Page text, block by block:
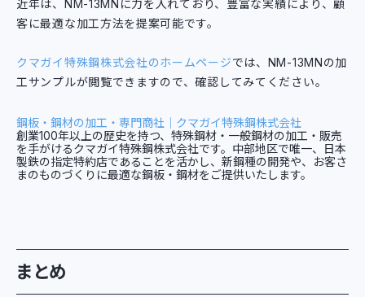
近年は、NM-13MNに力を入れており、豊富な実績により、顧
客に最適な加工方法を提案可能です。
クマガイ特殊鋼株式会社のホームページでは、NM-13MNの加
工サンプルが閲覧できますので、確認してみてください。
鋼板・鋼材の加工・専門商社｜クマガイ特殊鋼株式会社
創業100年以上の歴史を持つ、特殊鋼材・一般鋼材の加工・販売
を手がけるクマガイ特殊鋼株式会社です。中部地区で唯一、日本
製鉄の指定特約店であることを活かし、新鋼種の開発や、お客さ
まのものづくりに最適な鋼板・鋼材をご提供いたします。
まとめ